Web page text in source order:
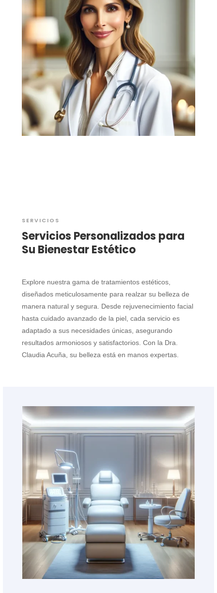
SERVICIOS
Servicios Personalizados para
Su Bienestar Estético
Explore nuestra gama de tratamientos estéticos,
diseñados meticulosamente para realzar su belleza de
manera natural y segura. Desde rejuvenecimiento facial
hasta cuidado avanzado de la piel, cada servicio es
adaptado a sus necesidades únicas, asegurando
resultados armoniosos y satisfactorios. Con la Dra.
Claudia Acuña, su belleza está en manos expertas.